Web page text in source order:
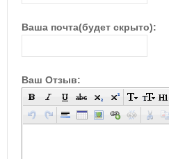
Ваша почта(будет скрыто):
Ваш Отзыв: